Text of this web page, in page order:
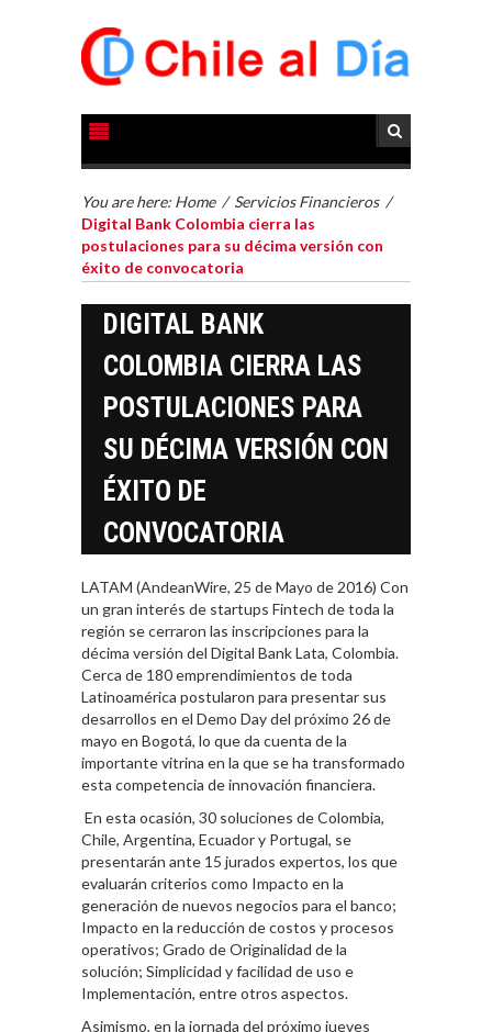
You are here: Home / Servicios Financieros /
Digital Bank Colombia cierra las
postulaciones para su décima versión con
éxito de convocatoria
DIGITAL BANK
COLOMBIA CIERRA LAS
POSTULACIONES PARA
SU DÉCIMA VERSIÓN CON
ÉXITO DE
CONVOCATORIA
LATAM (AndeanWire, 25 de Mayo de 2016) Con
un gran interés de startups Fintech de toda la
región se cerraron las inscripciones para la
décima versión del Digital Bank Lata, Colombia.
Cerca de 180 emprendimientos de toda
Latinoamérica postularon para presentar sus
desarrollos en el Demo Day del próximo 26 de
mayo en Bogotá, lo que da cuenta de la
importante vitrina en la que se ha transformado
esta competencia de innovación financiera.
En esta ocasión, 30 soluciones de Colombia,
Chile, Argentina, Ecuador y Portugal, se
presentarán ante 15 jurados expertos, los que
evaluarán criterios como Impacto en la
generación de nuevos negocios para el banco;
Impacto en la reducción de costos y procesos
operativos; Grado de Originalidad de la
solución; Simplicidad y facilidad de uso e
Implementación, entre otros aspectos.
Asimismo, en la jornada del próximo jueves